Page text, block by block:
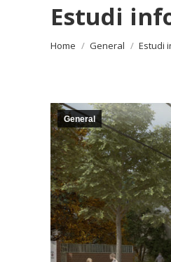
Estudi
You are here:
Home General Estudi
General